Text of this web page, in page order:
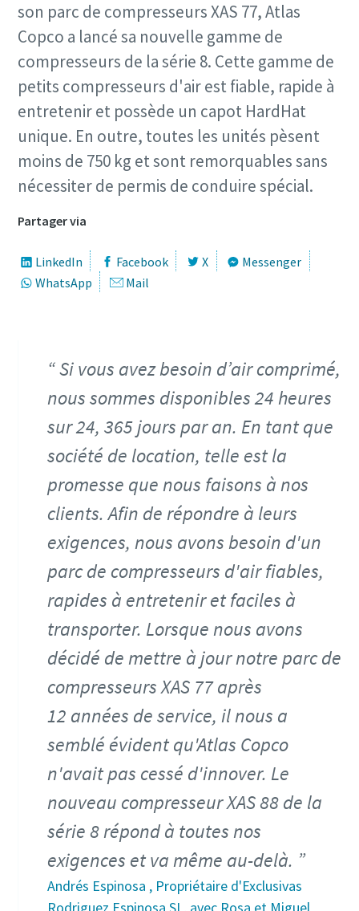
Offre spéciale sur les outils hydrauliques
Découvrez nos packs d'outils hydrauliques et choisissez
celui qui vous convient le mieux.
Détails des packs
son parc de compresseurs XAS 77, Atlas
Copco a lancé sa nouvelle gamme de
compresseurs de la série 8. Cette gamme de
petits compresseurs d'air est fiable, rapide à
entretenir et possède un capot HardHat
unique. En outre, toutes les unités pèsent
moins de 750 kg et sont remorquables sans
nécessiter de permis de conduire spécial.
Partager via
LinkedIn Facebook X
Messenger
WhatsApp
Mail
Si vous avez besoin d’air comprimé,
nous sommes disponibles 24 heures
sur 24, 365 jours par an. En tant que
société de location, telle est la
promesse que nous faisons à nos
clients. Afin de répondre à leurs
exigences, nous avons besoin d'un
parc de compresseurs d'air fiables,
rapides à entretenir et faciles à
transporter. Lorsque nous avons
décidé de mettre à jour notre parc de
compresseurs XAS 77 après
12 années de service, il nous a
semblé évident qu'Atlas Copco
n'avait pas cessé d'innover. Le
nouveau compresseur XAS 88 de la
série 8 répond à toutes nos
exigences et va même au-delà.
Andrés Espinosa , Propriétaire d'Exclusivas